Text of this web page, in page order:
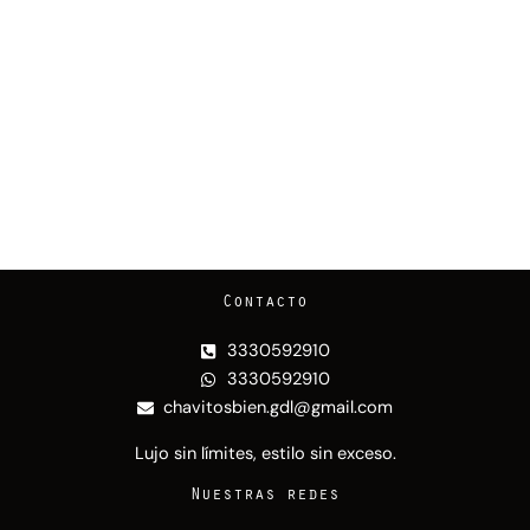
Contacto
3330592910
3330592910
chavitosbien.gdl@gmail.com
Lujo sin límites, estilo sin exceso.
Nuestras redes